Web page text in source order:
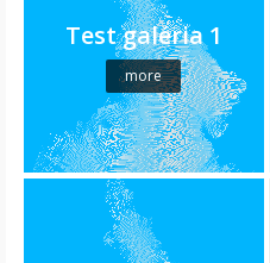
Test galéria 1
more